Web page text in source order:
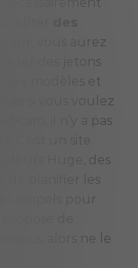
sûr, vous aurez
des jetons
modèles et
si vous voulez
il n’y a pas
C’est un site
Huge, des
de planifier les
rappels pour
de
alors ne le